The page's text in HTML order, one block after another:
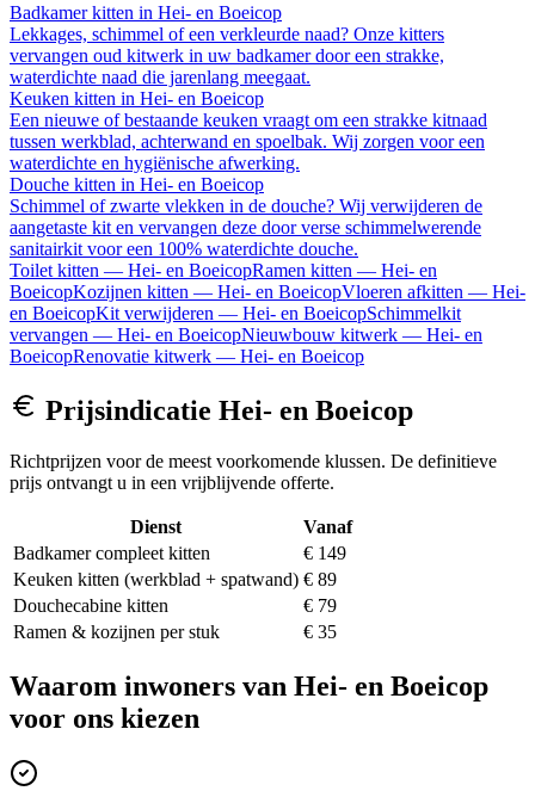
Badkamer kitten in Hei- en Boeicop
Lekkages, schimmel of een verkleurde naad? Onze kitters
vervangen oud kitwerk in uw badkamer door een strakke,
waterdichte naad die jarenlang meegaat.
Keuken kitten in Hei- en Boeicop
Een nieuwe of bestaande keuken vraagt om een strakke kitnaad
tussen werkblad, achterwand en spoelbak. Wij zorgen voor een
waterdichte en hygiënische afwerking.
Douche kitten in Hei- en Boeicop
Schimmel of zwarte vlekken in de douche? Wij verwijderen de
aangetaste kit en vervangen deze door verse schimmelwerende
sanitairkit voor een 100% waterdichte douche.
Toilet kitten — Hei- en BoeicopRamen kitten — Hei- en
BoeicopKozijnen kitten — Hei- en BoeicopVloeren afkitten — Hei-
en BoeicopKit verwijderen — Hei- en BoeicopSchimmelkit
vervangen — Hei- en BoeicopNieuwbouw kitwerk — Hei- en
BoeicopRenovatie kitwerk — Hei- en Boeicop
Prijsindicatie Hei- en Boeicop
Richtprijzen voor de meest voorkomende klussen. De definitieve
prijs ontvangt u in een vrijblijvende offerte.
Dienst
Vanaf
Badkamer compleet kitten
€ 149
Keuken kitten (werkblad + spatwand) € 89
Douchecabine kitten
€ 79
Ramen & kozijnen per stuk
€ 35
Waarom inwoners van Hei- en Boeicop
voor ons kiezen